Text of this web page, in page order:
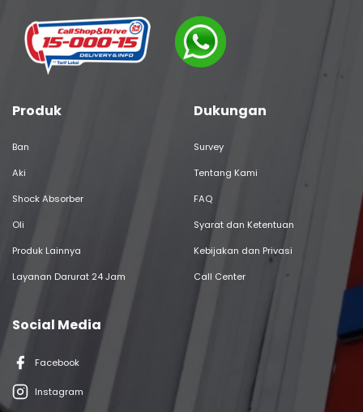
Produk
Ban
Aki
Shock Absorber
Oli
Produk Lainnya
Layanan Darurat 24 Jam
Dukungan
Survey
Tentang Kami
FAQ
Syarat dan Ketentuan
Kebijakan dan Privasi
Call Center
Social Media
Facebook
Instagram